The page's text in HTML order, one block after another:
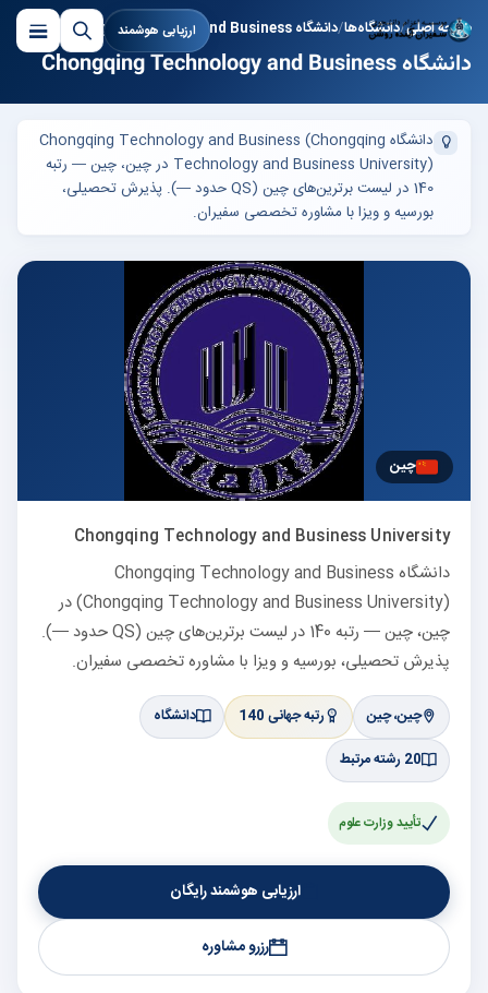
ارزیابی هوشمند صفحه اصلی دانشگاه‌ها دانشگاه Chongqing Technology and Business
دانشگاه Chongqing Technology and Business
دانشگاه Chongqing Technology and Business (Chongqing
Technology and Business University) در چین، چین — رتبه
140 در لیست برترین‌های چین (QS حدود —). پذیرش تحصیلی،
بورسیه و ویزا با مشاوره تخصصی سفیران.
Chongqing Technology and Business University
دانشگاه Chongqing Technology and Business
(Chongqing Technology and Business University) در
چین، چین — رتبه 140 در لیست برترین‌های چین (QS حدود —).
پذیرش تحصیلی، بورسیه و ویزا با مشاوره تخصصی سفیران.
چین، چین رتبه جهانی 140
دانشگاه
20 رشته مرتبط
تأیید وزارت علوم
ارزیابی هوشمند رایگان
رزرو مشاوره
چین